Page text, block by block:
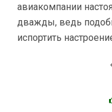
авиакомпании
дважды, ведь
испортить